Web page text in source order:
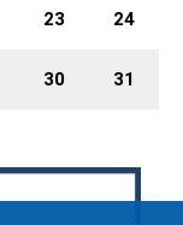
23 24
30 31